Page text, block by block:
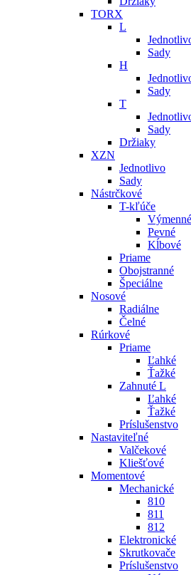
TORX
L
Sady
H
Sady
T
Sady
Držiaky
XZN
Jednotlivo
Sady
Nástrčkové
T-kľúče
Výmenné
Pevné
Kĺbové
Priame
Obojstranné
Špeciálne
Nosové
Radiálne
Čelné
Rúrkové
Priame
Ľahké
Ťažké
Zahnuté L
Ľahké
Ťažké
Príslušenstvo
Nastaviteľné
Valčekové
Kliešťové
Momentové
Mechanické
810
811
812
Elektronické
Skrutkovače
Príslušenstvo